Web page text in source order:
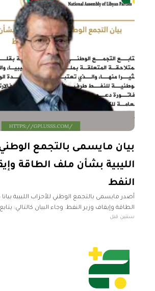
بيان مايسمى بالتجمع
الليبية بشأن ملف الطاقة
النفط
أصدر مايسمى بالتجمع الوطني للأحزاب الليبية
الطاقة وإيقاف وزير النفط. وجاء البيان كالتالي:
التداعيات المتلاحقة المتعلقة بملف الطاقة في
سنتين قبل